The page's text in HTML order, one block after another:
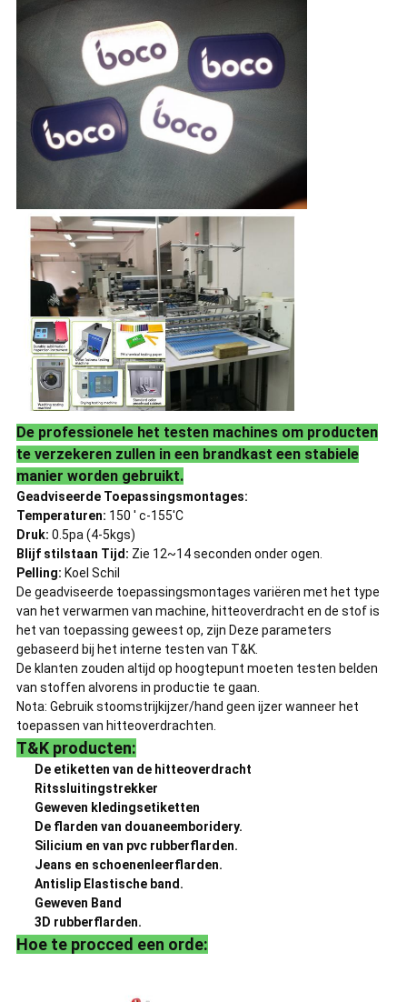
De professionele het testen machines om producten
te verzekeren zullen in een brandkast een stabiele
manier worden gebruikt.
Geadviseerde Toepassingsmontages:
Temperaturen: 150 ' c-155'C
Druk: 0.5pa (4-5kgs)
Blijf stilstaan Tijd: Zie 12~14 seconden onder ogen.
Pelling: Koel Schil
De geadviseerde toepassingsmontages variëren met het type
van het verwarmen van machine, hitteoverdracht en de stof is
het van toepassing geweest op, zijn Deze parameters
gebaseerd bij het interne testen van T&K.
De klanten zouden altijd op hoogtepunt moeten testen belden
van stoffen alvorens in productie te gaan.
Nota: Gebruik stoomstrijkijzer/hand geen ijzer wanneer het
toepassen van hitteoverdrachten.
T&K producten:
De etiketten van de hitteoverdracht
Ritssluitingstrekker
Geweven kledingsetiketten
De flarden van douaneemboridery.
Silicium en van pvc rubberflarden.
Jeans en schoenenleerflarden.
Antislip Elastische band.
Geweven Band
3D rubberflarden.
Hoe te procced een orde: